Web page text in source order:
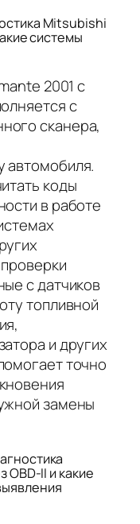
Mitsubishi
системы
2001 с
с
сканера,
автомобиля.
коды
в работе
с датчиков
топливной
и других
точно
замены
II и какие